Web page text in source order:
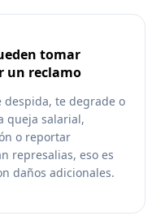
tomar
un reclamo
despida, te degrade o
queja salarial,
o reportar
represalias, eso es
daños adicionales.